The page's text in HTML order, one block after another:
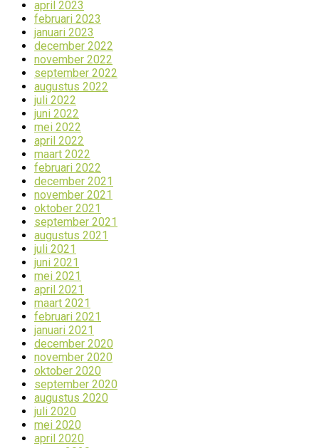
april 2023
februari 2023
januari 2023
december 2022
november 2022
september 2022
augustus 2022
juli 2022
juni 2022
mei 2022
april 2022
maart 2022
februari 2022
december 2021
november 2021
oktober 2021
september 2021
augustus 2021
juli 2021
juni 2021
mei 2021
april 2021
maart 2021
februari 2021
januari 2021
december 2020
november 2020
oktober 2020
september 2020
augustus 2020
juli 2020
mei 2020
april 2020